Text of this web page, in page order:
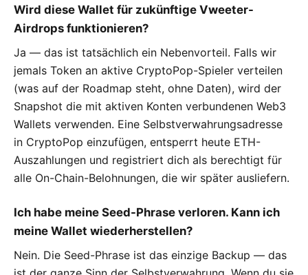
Wird diese Wallet für zukünftige Vweeter-
Airdrops funktionieren?
Ja — das ist tatsächlich ein Nebenvorteil. Falls wir
jemals Token an aktive CryptoPop-Spieler verteilen
(was auf der Roadmap steht, ohne Daten), wird der
Snapshot die mit aktiven Konten verbundenen Web3
Wallets verwenden. Eine Selbstverwahrungsadresse
in CryptoPop einzufügen, entsperrt heute ETH-
Auszahlungen und registriert dich als berechtigt für
alle On-Chain-Belohnungen, die wir später ausliefern.
Ich habe meine Seed-Phrase verloren. Kann ich
meine Wallet wiederherstellen?
Nein. Die Seed-Phrase ist das einzige Backup — das